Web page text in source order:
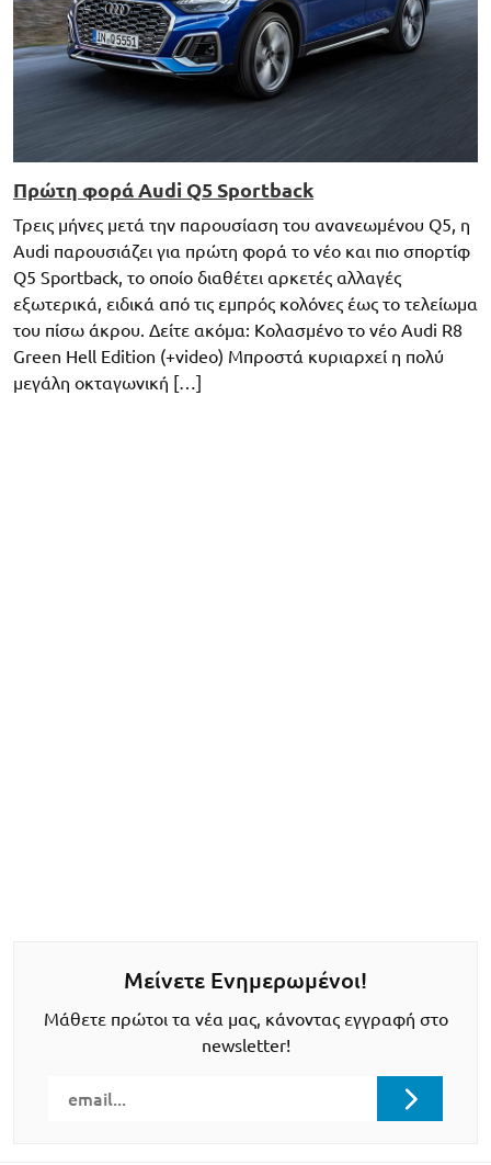
Πρώτη φορά Audi Q5 Sportback
Τρεις μήνες μετά την παρουσίαση του ανανεωμένου Q5, η
Audi παρουσιάζει για πρώτη φορά το νέο και πιο σπορτίφ
Q5 Sportback, το οποίο διαθέτει αρκετές αλλαγές
εξωτερικά, ειδικά από τις εμπρός κολόνες έως το τελείωμα
του πίσω άκρου. Δείτε ακόμα: Κολασμένο το νέο Audi R8
Green Hell Edition (+video) Μπροστά κυριαρχεί η πολύ
μεγάλη οκταγωνική […]
Μείνετε Ενημερωμένοι!
Μάθετε πρώτοι τα νέα μας, κάνοντας εγγραφή στο
newsletter!